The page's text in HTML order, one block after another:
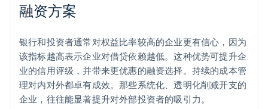
融资方案
银行和投资者通常对权益比率较高的企业更有信心，因为
该指标越高表示企业对借贷依赖越低。这种优势可提升企
业的信用评级，并带来更优惠的融资选择。持续的成本管
理对内对外都卓有成效。那些系统化、透明化削减开支的
企业，往往能显著提升对外部投资者的吸引力。